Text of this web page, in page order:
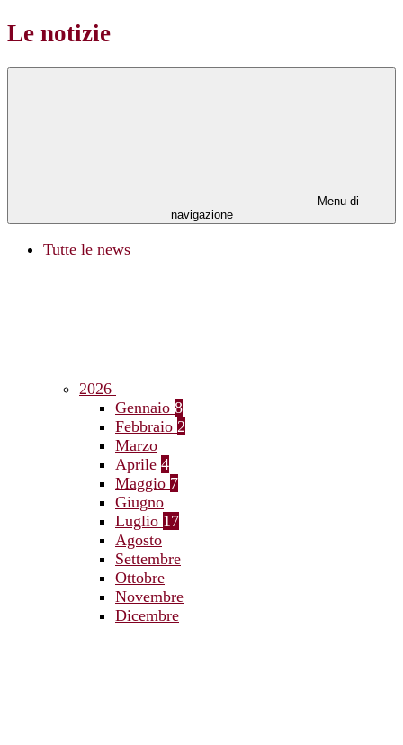
Le notizie
Menu di
navigazione
Tutte le news
2026
Gennaio 8
Febbraio 2
Marzo
Aprile 4
Maggio 7
Giugno
Luglio 17
Agosto
Settembre
Ottobre
Novembre
Dicembre